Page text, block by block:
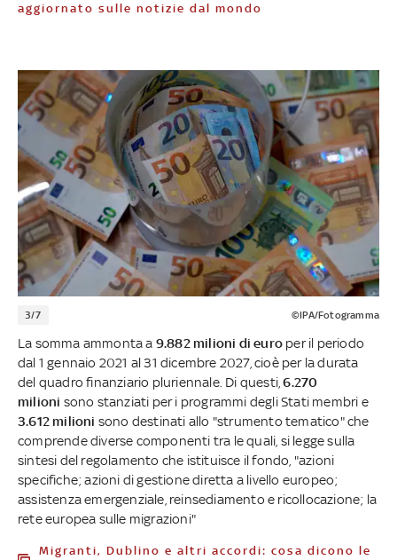
aggiornato sulle notizie dal mondo
3/7 ©IPA/Fotogramma
La somma ammonta a 9.882 milioni di euro per il periodo
dal 1 gennaio 2021 al 31 dicembre 2027, cioè per la durata
del quadro finanziario pluriennale. Di questi,6.270
milioni sono stanziati per i programmi degli Stati membri e
3.612 milioni sono destinati allo "strumento tematico" che
comprende diverse componenti tra le quali, si legge sulla
sintesi del regolamento che istituisce il fondo, "azioni
specifiche; azioni di gestione diretta a livello europeo;
assistenza emergenziale, reinsediamento e ricollocazione; la
rete europea sulle migrazioni"
Migranti, Dublino e altri accordi: cosa dicono le